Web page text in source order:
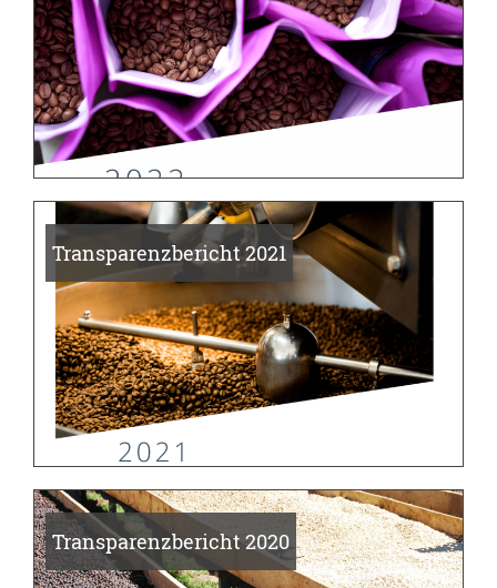
Transparenzbericht 2021
Transparenzbericht 2020